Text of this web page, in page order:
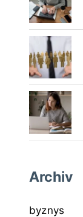
Archiv
byznys